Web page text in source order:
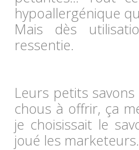
hypoallergénique
Mais dès
ressentie.
Leurs petits
chous à offrir, ça
je choisissait le
joué les